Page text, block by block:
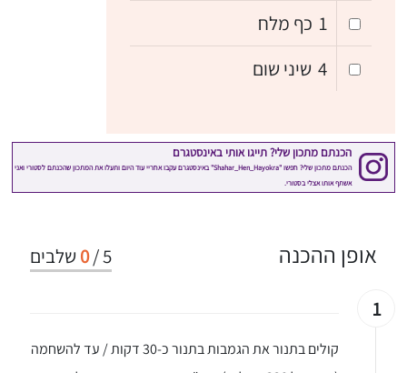
1 כף מלח
4 שיני שום
5
/
0 שלבים אופן ההכנה
1
קולים בתנור את הגמבות בתנור כ-30 דקות / עד להשחמה